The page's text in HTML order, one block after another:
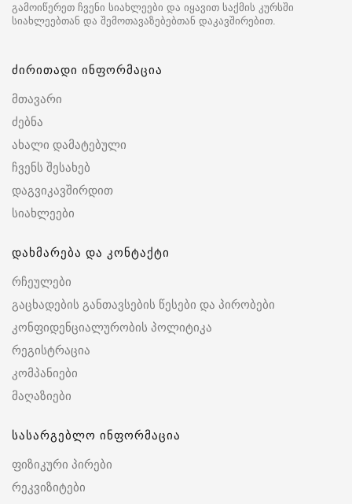
გამოიწერეთ ჩვენი სიახლეები და იყავით საქმის კურსში
სიახლეებთან და შემოთავაზებებთან დაკავშირებით.
ძირითადი ინფორმაცია
მთავარი
ძებნა
ახალი დამატებული
ჩვენს შესახებ
დაგვიკავშირდით
სიახლეები
დახმარება და კონტაქტი
რჩეულები
გაცხადების განთავსების წესები და პირობები
კონფიდენციალურობის პოლიტიკა
რეგისტრაცია
კომპანიები
მაღაზიები
სასარგებლო ინფორმაცია
ფიზიკური პირები
რეკვიზიტები